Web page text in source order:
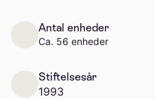
Antal enheder
Ca. 56 enheder
Stiftelsesår
1993